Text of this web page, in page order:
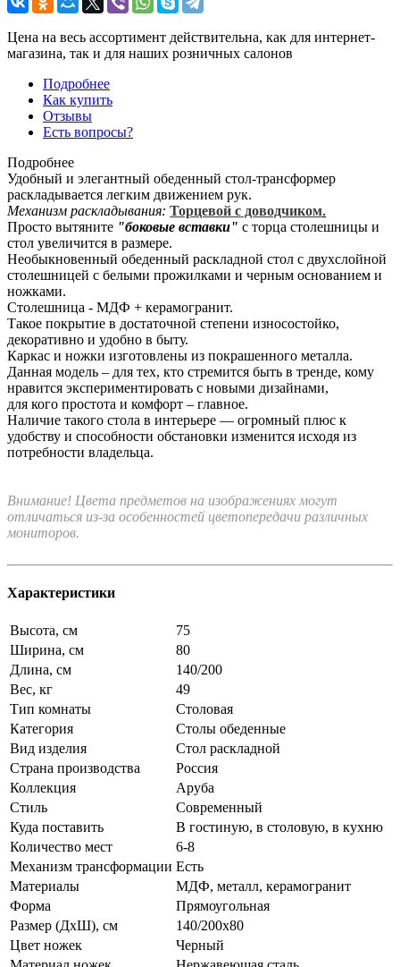
Цена на весь ассортимент действительна, как для интернет-
магазина, так и для наших розничных салонов
Подробнее
Как купить
Отзывы
Есть вопросы?
Подробнее
Удобный и элегантный обеденный стол-трансформер
раскладывается легким движением рук.
Механизм раскладывания: Торцевой с доводчиком.
Просто вытяните "боковые вставки" с торца столешницы и
стол увеличится в размере.
Необыкновенный обеденный раскладной стол с двухслойной
столешницей с белыми прожилками и черным основанием и
ножками.
Столешница - МДФ + керамогранит.
Такое покрытие в достаточной степени износостойко,
декоративно и удобно в быту.
Каркас и ножки изготовлены из покрашенного металла.
Данная модель – для тех, кто стремится быть в тренде, кому
нравится экспериментировать с новыми дизайнами,
для кого простота и комфорт – главное.
Наличие такого стола в интерьере — огромный плюс к
удобству и способности обстановки изменится исходя из
потребности владельца.
Внимание! Цвета предметов на изображениях могут
отличаться из-за особенностей цветопередачи различных
мониторов.
Характеристики
Высота, см
75
Ширина, см
80
Длина, см
140/200
Вес, кг
49
Тип комнаты
Столовая
Категория
Столы обеденные
Вид изделия
Стол раскладной
Страна производства
Россия
Коллекция
Аруба
Стиль
Современный
Куда поставить
В гостиную, в столовую, в кухню
Количество мест
6-8
Механизм трансформации Есть
Материалы
МДФ, металл, керамогранит
Форма
Прямоугольная
Размер (ДхШ), см
140/200х80
Цвет ножек
Черный